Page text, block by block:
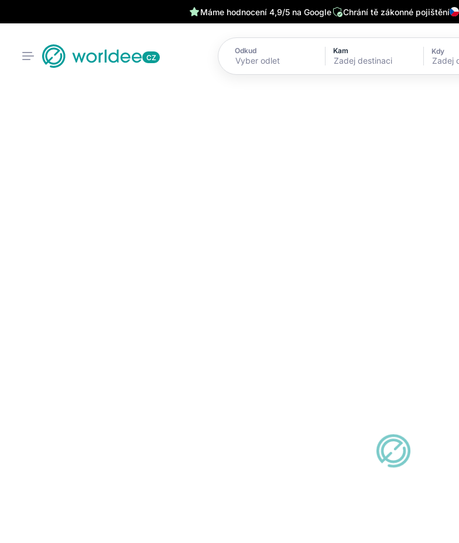
Máme hodnocení 4,9/5 na Google Chrání tě zákonné pojištění
CZ
Odkud Kam Kdy
Zadej